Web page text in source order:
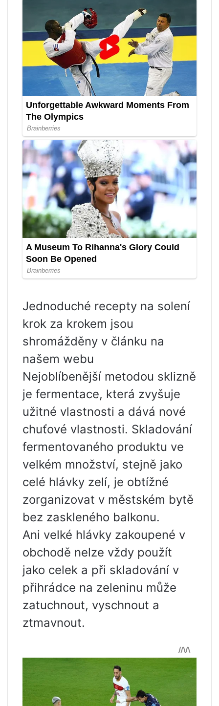
Jednoduché recepty na solení
krok za krokem jsou
shromážděny v článku na
našem webu
Nejoblíbenější metodou sklizně
je fermentace, která zvyšuje
užitné vlastnosti a dává nové
chuťové vlastnosti. Skladování
fermentovaného produktu ve
velkém množství, stejně jako
celé hlávky zelí, je obtížné
zorganizovat v městském bytě
bez zaskleného balkonu.
Ani velké hlávky zakoupené v
obchodě nelze vždy použít
jako celek a při skladování v
přihrádce na zeleninu může
zatuchnout, vyschnout a
ztmavnout.